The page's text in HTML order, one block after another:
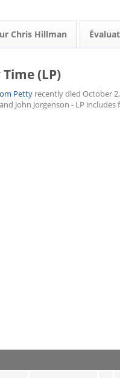
Chris Hillman
(LP)
Petty recently died October
John Jorgenson - LP